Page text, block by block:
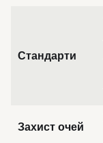
Стандарти
Захист очей